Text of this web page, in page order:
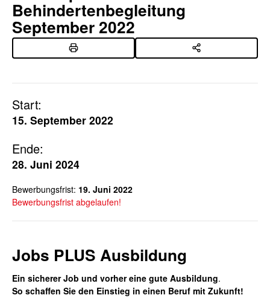
Behindertenbegleitung
September 2022
Start:
15. September 2022
Ende:
28. Juni 2024
Bewerbungsfrist: 19. Juni 2022
Bewerbungsfrist abgelaufen!
Jobs PLUS Ausbildung
Ein sicherer Job und vorher eine gute Ausbildung.
So schaffen Sie den Einstieg in einen Beruf mit Zukunft!